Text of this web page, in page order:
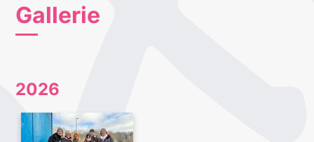
Gallerie
2026